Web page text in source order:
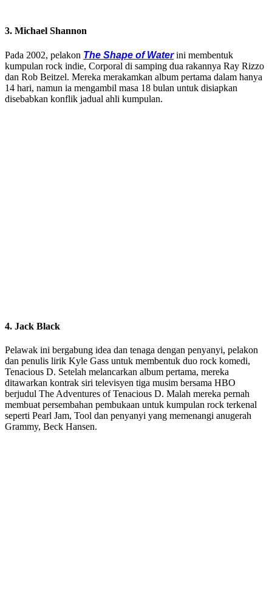
3. Michael Shannon
Pada 2002, pelakon The Shape of Waterini membentuk
kumpulan rock indie, Corporal di samping dua rakannya Ray Rizzo
dan Rob Beitzel. Mereka merakamkan album pertama dalam hanya
14 hari, namun ia mengambil masa 18 bulan untuk disiapkan
disebabkan konflik jadual ahli kumpulan.
4. Jack Black
Pelawak ini bergabung idea dan tenaga dengan penyanyi, pelakon
dan penulis lirik Kyle Gass untuk membentuk duo rock komedi,
Tenacious D. Setelah melancarkan album pertama, mereka
ditawarkan kontrak siri televisyen tiga musim bersama HBO
berjudul The Adventures of Tenacious D. Malah mereka pernah
membuat persembahan pembukaan untuk kumpulan rock terkenal
seperti Pearl Jam, Tool dan penyanyi yang memenangi anugerah
Grammy, Beck Hansen.